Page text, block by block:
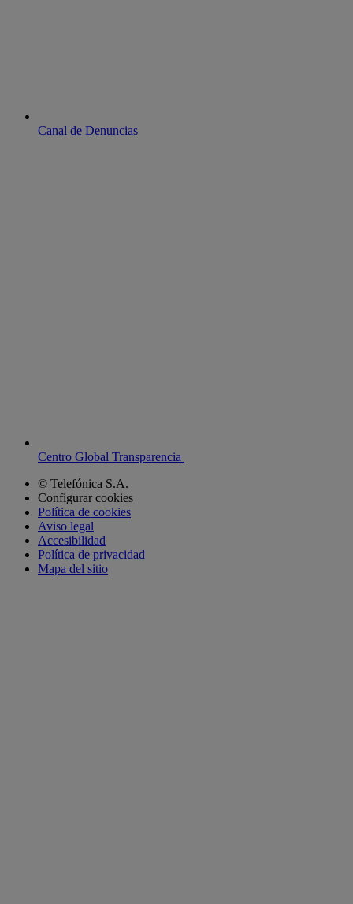
Canal de Denuncias
Centro Global Transparencia
© Telefónica S.A.
Configurar cookies
Política de cookies
Aviso legal
Accesibilidad
Política de privacidad
Mapa del sitio